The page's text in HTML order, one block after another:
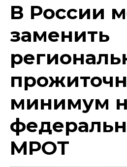
В России
заменить
минимум
МРОТ